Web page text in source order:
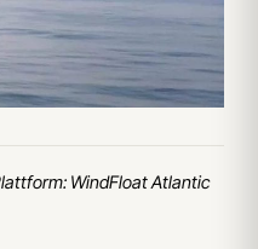
WindFloat Atlantic